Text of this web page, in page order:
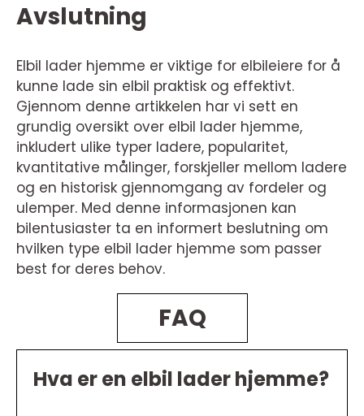
Avslutning
Elbil lader hjemme er viktige for elbileiere for å
kunne lade sin elbil praktisk og effektivt.
Gjennom denne artikkelen har vi sett en
grundig oversikt over elbil lader hjemme,
inkludert ulike typer ladere, popularitet,
kvantitative målinger, forskjeller mellom ladere
og en historisk gjennomgang av fordeler og
ulemper. Med denne informasjonen kan
bilentusiaster ta en informert beslutning om
hvilken type elbil lader hjemme som passer
best for deres behov.
FAQ
Hva er en elbil lader hjemme?